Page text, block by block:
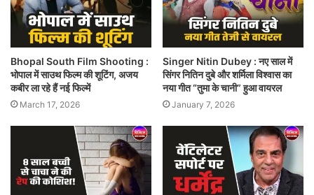
Bhopal South Film Shooting :
भोपाल में साउथ फिल्म की शूटिंग, अजय
कबीर ला रहे हैं नई फिल्में
March 17, 2026
Singer Nitin Dubey : नए साल में
सिंगर नितिन दुबे और शर्मिला विश्वास का
नया गीत “तुमा के चानी” हुआ वायरल
January 7, 2026